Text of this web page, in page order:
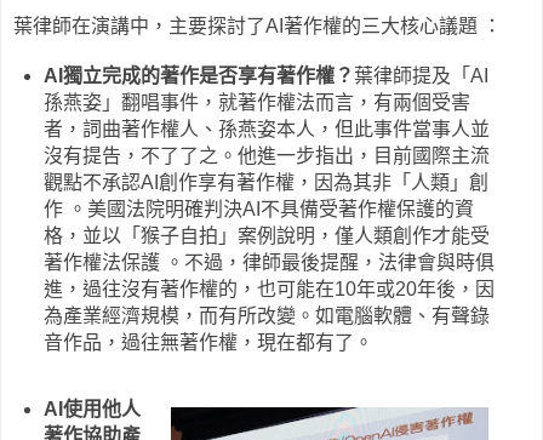
葉律師在演講中，主要探討了AI著作權的三大核心議題 ：
AI獨立完成的著作是否享有著作權？葉律師提及「AI
孫燕姿」翻唱事件，就著作權法而言，有兩個受害
者，詞曲著作權人、孫燕姿本人，但此事件當事人並
沒有提告，不了了之。他進一步指出，目前國際主流
觀點不承認AI創作享有著作權，因為其非「人類」創
作 。美國法院明確判決AI不具備受著作權保護的資
格，並以「猴子自拍」案例說明，僅人類創作才能受
著作權法保護 。不過，律師最後提醒，法律會與時俱
進，過往沒有著作權的，也可能在10年或20年後，因
為產業經濟規模，而有所改變。如電腦軟體、有聲錄
音作品，過往無著作權，現在都有了。
AI使用他人